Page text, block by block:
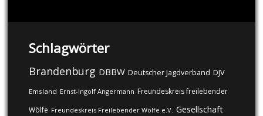
Schlagwörter
Brandenburg DBBW Deutscher Jagdverband DJV
Emsland Ernst-Ingolf Angermann Freundeskreis freilebender
Wölfe Freundeskreis Freilebender Wölfe e.V. Gesellschaft